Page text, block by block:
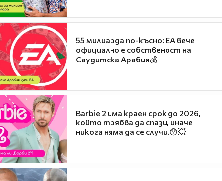
55 милиарда по-късно: EA вече
официално е собственост на
Саудитска Арабия💰
Barbie 2 има краен срок до 2026,
който трябва да спази, иначе
никога няма да се случи.😯💥